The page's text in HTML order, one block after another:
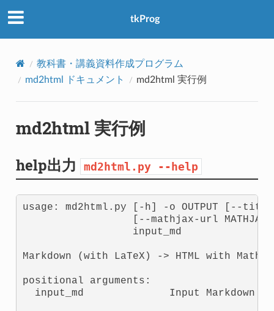
tkProg
教科書・講義資料作成プログラム
md2html ドキュメント
md2html 実行例
md2html 実行例
help出力 md2html.py --help
usage: md2html.py [-h] -o OUTPUT [--
[--mathjax-url
                  input_md
Markdown (with LaTeX) -> HTML with
positional arguments:
input_md              Input Markdown